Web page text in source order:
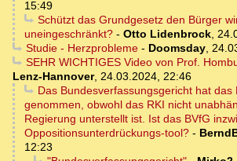
15:49
Schützt das Grundgesetz den Bürger
uneingeschränkt? - Otto Lidenbrock,
Studie - Herzprobleme- Doomsday,
SEHR WICHTIGES Video von Prof.
Lenz-Hannover, 24.03.2024, 22:46
Das Bundesverfassungsgericht hat das
genommen, obwohl das RKI nicht
Regierung unterstellt ist. Ist das BVfG
Oppositionsunterdrückungs-tool? -
12:23